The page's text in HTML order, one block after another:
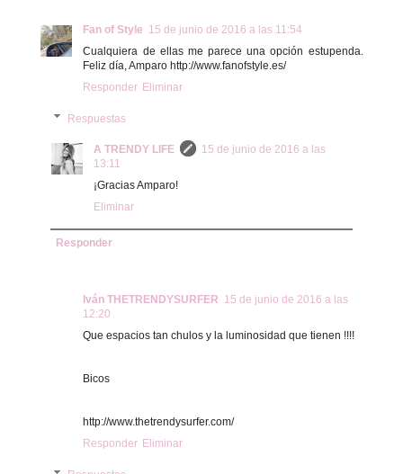
Fan of Style 15 de junio de 2016 a las 11:54
Cualquiera de ellas me parece una opción estupenda.
Feliz día, Amparo http://www.fanofstyle.es/
Responder Eliminar
Respuestas
A TRENDY LIFE
15 de junio de 2016 a las
13:11
¡Gracias Amparo!
Eliminar
Responder
Iván THETRENDYSURFER 15 de junio de 2016 a las
12:20
Que espacios tan chulos y la luminosidad que tienen !!!!
Bicos
http://www.thetrendysurfer.com/
Responder Eliminar